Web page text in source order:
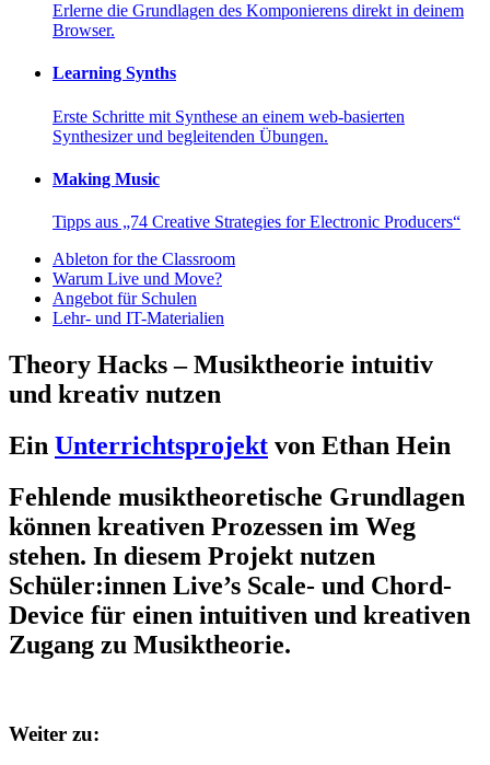
Erlerne die Grundlagen des Komponierens direkt in deinem
Browser.
Learning Synths
Erste Schritte mit Synthese an einem web-basierten
Synthesizer und begleitenden Übungen.
Making Music
Tipps aus „74 Creative Strategies for Electronic Producers“
Ableton for the Classroom
Warum Live und Move?
Angebot für Schulen
Lehr- und IT-Materialien
Theory Hacks – Musiktheorie intuitiv
und kreativ nutzen
Ein Unterrichtsprojekt von Ethan Hein
Fehlende musiktheoretische Grundlagen
können kreativen Prozessen im Weg
stehen. In diesem Projekt nutzen
Schüler:innen Live’s Scale- und Chord-
Device für einen intuitiven und kreativen
Zugang zu Musiktheorie.
Weiter zu: